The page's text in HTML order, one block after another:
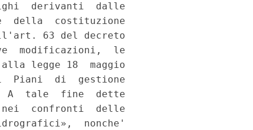
derivanti  dalle
della  costituzione
63 del decreto
modificazioni,  le
legge 18  maggio
Piani  di  gestione
A  tale  fine  dette
nei  confronti  delle
nonche'